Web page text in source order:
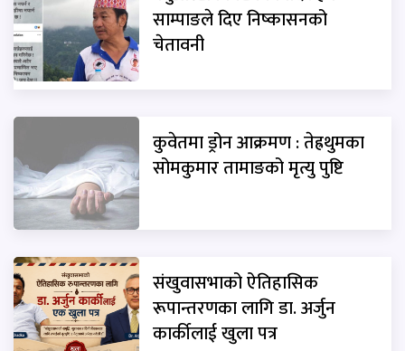
साम्पाङले दिए निष्कासनको
चेतावनी
कुवेतमा ड्रोन आक्रमण : तेह्रथुमका
सोमकुमार तामाङको मृत्यु पुष्टि
संखुवासभाको ऐतिहासिक
रूपान्तरणका लागि डा. अर्जुन
कार्कीलाई खुला पत्र